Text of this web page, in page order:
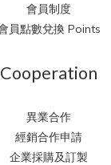
會員制度
員點數兌換 Points
Cooperation
異業合作
經銷合作申請
企業採購及訂製